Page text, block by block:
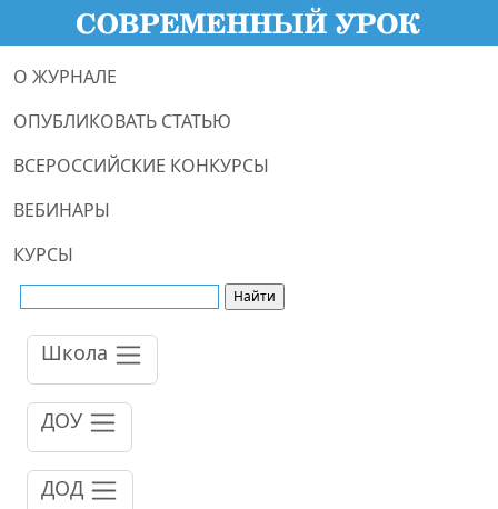
О ЖУРНАЛЕ
ОПУБЛИКОВАТЬ СТАТЬЮ
ВСЕРОССИЙСКИЕ КОНКУРСЫ
ВЕБИНАРЫ
КУРСЫ
Школа
ДОУ
ДОД